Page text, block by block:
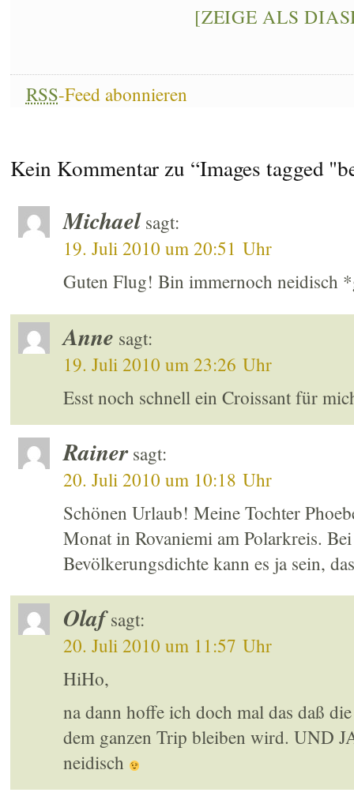
[ZEIGE ALS
RSS-Feed abonnieren
Kein Kommentar zu “Images tagged
Michael sagt:
19. Juli 2010 um 20:51 Uhr
Guten Flug! Bin immernoch neidisch
Anne sagt:
19. Juli 2010 um 23:26 Uhr
Esst noch schnell ein Croissant für
Rainer sagt:
20. Juli 2010 um 10:18 Uhr
Schönen Urlaub! Meine Tochter
Monat in Rovaniemi am Polarkreis.
Bevölkerungsdichte kann es ja sein,
Olaf sagt:
20. Juli 2010 um 11:57 Uhr
HiHo,
na dann hoffe ich doch mal das daß
dem ganzen Trip bleiben wird. UND
neidisch